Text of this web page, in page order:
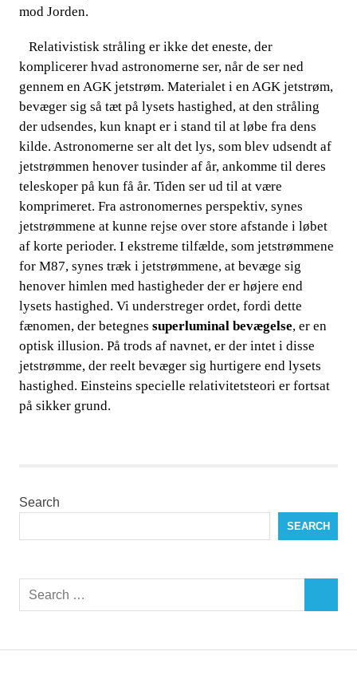
mod Jorden.
​​ ​​​​ Relativistisk stråling er ikke det eneste, der
komplicerer hvad astronomerne ser, når de ser ned
gennem en AGK jetstrøm. Materialet i en AGK jetstrøm,
bevæger sig så tæt på lysets hastighed, at den stråling
der udsendes, kun knapt er i stand til at løbe fra dens
kilde. Astronomerne ser alt det lys, som blev udsendt af
jetstrømmen henover tusinder af år, ankomme til deres
teleskoper på kun få år. Tiden ser ud til at være
komprimeret. Fra astronomernes perspektiv, synes
jetstrømmene at kunne rejse over store afstande i løbet
af korte perioder. I ekstreme tilfælde, som jetstrømmene
for M87, synes træk i jetstrømmene, at bevæge sig
henover himlen med hastigheder der er højere end
lysets hastighed. Vi understreger ordet, fordi dette
fænomen, der betegnes​​ superluminal bevægelse, er en
optisk illusion. På trods af navnet, er der intet i disse
jetstrømme, der reelt bevæger sig hurtigere end lysets
hastighed. Einsteins specielle relativitetsteori er fortsat
på sikker grund.
Search
SEARCH
Search